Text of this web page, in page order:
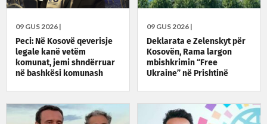
09 GUS 2026 |
Peci: Në Kosovë qeverisje
legale kanë vetëm
komunat, jemi shndërruar
në bashkësi komunash
09 GUS 2026 |
Deklarata e Zelenskyt për
Kosovën, Rama largon
mbishkrimin “Free
Ukraine” në Prishtinë